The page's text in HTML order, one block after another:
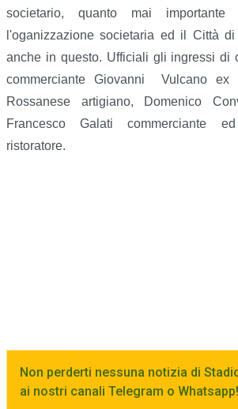
societario, quanto mai
l'oganizzazione societaria ed il Città
anche in questo. Ufficiali gli ingressi di
commerciante Giovanni Vulcano ex
Rossanese artigiano, Domenico
Francesco Galati commerciante
ristoratore.
Non perderti nessuna notizia di
ai nostri canali Telegram o Whatsapp!